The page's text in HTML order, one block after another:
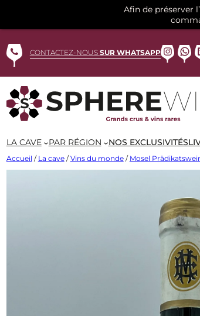
au
contenuCONTACTEZ-NOUS SUR WHATSAPP
LA CAVE PAR RÉGION NOS EXCLUSIVITÉS
Accueil / La cave/Vins du monde/ Mosel
Afin de préserver